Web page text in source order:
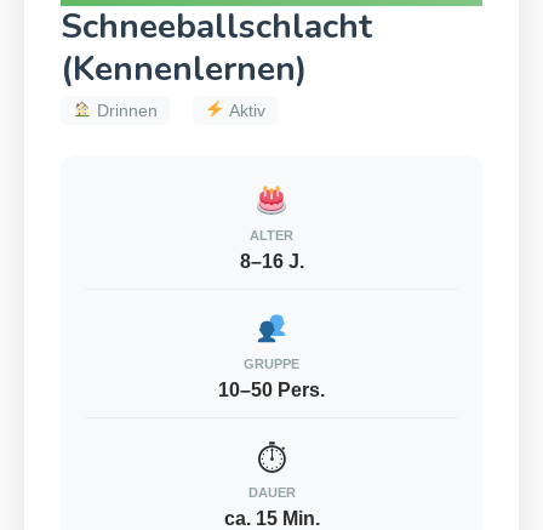
Schneeballschlacht
(Kennenlernen)
Drinnen Aktiv
ALTER
8–16 J.
GRUPPE
10–50 Pers.
⏱
DAUER
ca. 15 Min.